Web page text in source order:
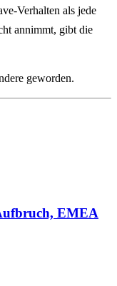
Verhalten als jede
annimmt, gibt die
geworden.
EMEA